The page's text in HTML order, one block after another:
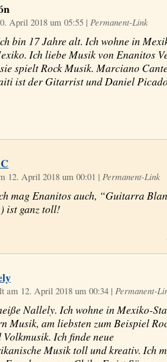
April 2018 um 05:55 | Permanent-Link
bin 17 Jahre alt. Ich wohne in
Ich liebe Musik von Enanitos
spielt Rock Musik. Marciano
ist der Gitarrist und Daniel
12. April 2018 um 00:01 | Permanent-Link
mag Enanitos auch, “Guitarra
ist ganz toll!
am 12. April 2018 um 00:34 | Permanent-
Nallely. Ich wohne in Mexiko-
Musik, am liebsten zum Beispiel
Ich finde neue
Musik toll und kreativ. Ich